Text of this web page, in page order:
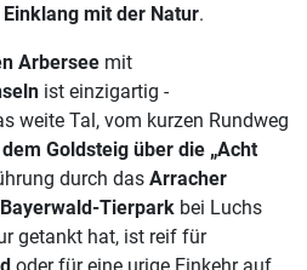
mit der Natur.
Arbersee mit
ist einzigartig -
weite Tal, vom kurzen Rundweg
Goldsteig über die „Acht
durch das Arracher
Bayerwald-Tierpark bei Luchs
getankt hat, ist reif für